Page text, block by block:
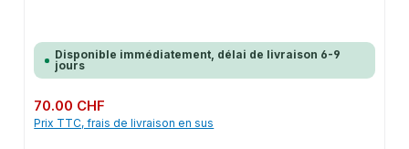
Disponible immédiatement, délai de livraison 6-9
jours
Prix régulier :
70.00 CHF
Prix TTC, frais de livraison en sus